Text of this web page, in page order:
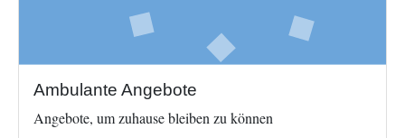
Ambulante Angebote
Angebote, um zuhause bleiben zu können